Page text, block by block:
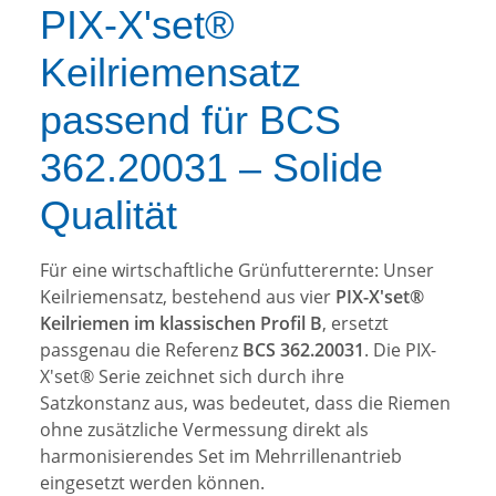
PIX-X'set®
Keilriemensatz
passend für BCS
362.20031 – Solide
Qualität
Für eine wirtschaftliche Grünfutterernte: Unser
Keilriemensatz, bestehend aus vier PIX-X'set®
Keilriemen im klassischen Profil B, ersetzt
passgenau die Referenz BCS 362.20031. Die PIX-
X'set® Serie zeichnet sich durch ihre
Satzkonstanz aus, was bedeutet, dass die Riemen
ohne zusätzliche Vermessung direkt als
harmonisierendes Set im Mehrrillenantrieb
eingesetzt werden können.